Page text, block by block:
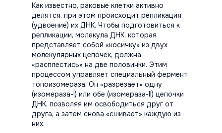
Как известно, раковые клетки активно
делятся, при этом происходит репликация
(удвоение) их ДНК. Чтобы подготовиться к
репликации, молекула ДНК, которая
представляет собой «косичку» из двух
молекулярных цепочек, должна
«расплестись» на две половинки. Этим
процессом управляет специальный фермент
топоизомераза. Он «разрезает» одну
(изомераза-I) или обе (изомераза-II) цепочки
ДНК, позволяя им освободиться друг от
друга, а затем снова «сшивает» каждую из
них.